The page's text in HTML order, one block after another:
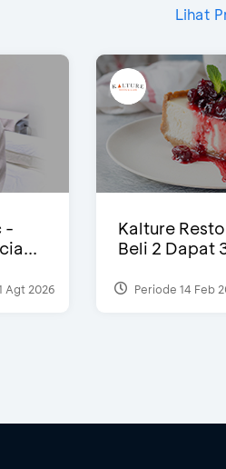
Lihat
-
Agt 2026
Kalture
Beli 2 Dapat
Periode 14 Feb